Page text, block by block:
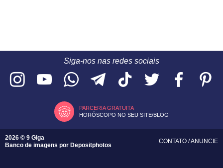
Siga-nos nas redes sociais
PARCERIA GRATUITA
HORÓSCOPO NO SEU SITE/BLOG
2026 © 9 Giga
Banco de imagens por Depositphotos
CONTATO /ANUNCIE